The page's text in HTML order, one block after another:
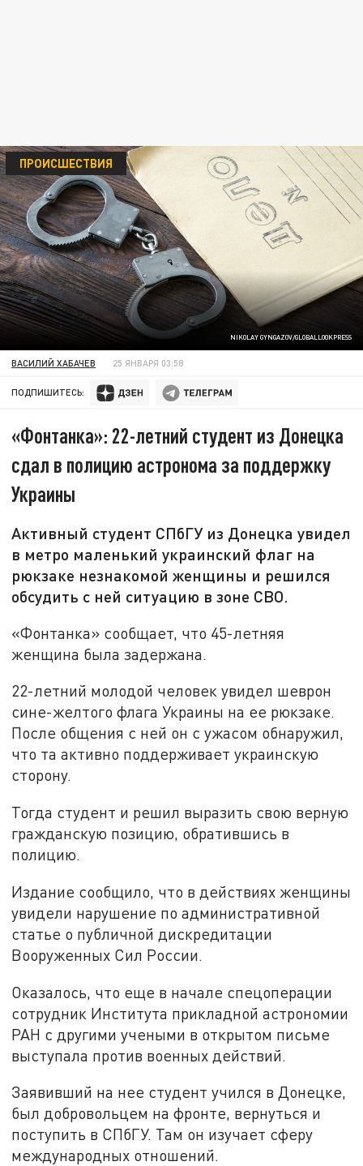
NIKOLAY GYNGAZOV/GLOBALLOOKPRESS
ПРОИСШЕСТВИЯ
ВАСИЛИЙ ХАБАЧЕВ 25 ЯНВАРЯ 03:58
ПОДПИШИТЕСЬ:
«Фонтанка»: 22-летний студент из Донецка
сдал в полицию астронома за поддержку
Украины
Активный студент СПбГУ из Донецка увидел
в метро маленький украинский флаг на
рюкзаке незнакомой женщины и решился
обсудить с ней ситуацию в зоне СВО.
«Фонтанка» сообщает, что 45-летняя
женщина была задержана.
22-летний молодой человек увидел шеврон
сине-желтого флага Украины на ее рюкзаке.
После общения с ней он с ужасом обнаружил,
что та активно поддерживает украинскую
сторону.
Тогда студент и решил выразить свою верную
гражданскую позицию, обратившись в
полицию.
Издание сообщило, что в действиях женщины
увидели нарушение по административной
статье о публичной дискредитации
Вооруженных Сил России.
Оказалось, что еще в начале спецоперации
сотрудник Института прикладной астрономии
РАН с другими учеными в открытом письме
выступала против военных действий.
Заявивший на нее студент учился в Донецке,
был добровольцем на фронте, вернуться и
поступить в СПбГУ. Там он изучает сферу
международных отношений.